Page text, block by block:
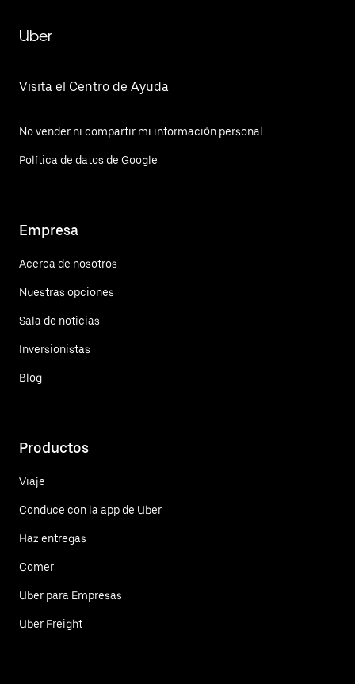
Uber
Visita el Centro de Ayuda
No vender ni compartir mi información personal
Política de datos de Google
Empresa
Acerca de nosotros
Nuestras opciones
Sala de noticias
Inversionistas
Blog
Productos
Viaje
Conduce con la app de Uber
Haz entregas
Comer
Uber para Empresas
Uber Freight